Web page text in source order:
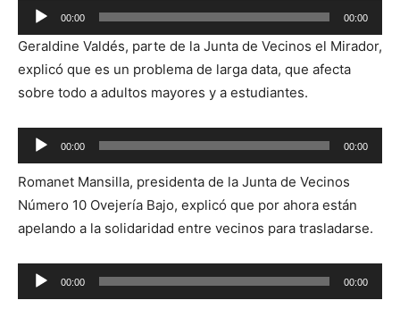
Reproductor
de
audio
00:00 00:00
Geraldine Valdés, parte de la Junta de Vecinos el Mirador,
explicó que es un problema de larga data, que afecta
sobre todo a adultos mayores y a estudiantes.
Reproductor
de
audio
00:00 00:00
Romanet Mansilla, presidenta de la Junta de Vecinos
Número 10 Ovejería Bajo, explicó que por ahora están
apelando a la solidaridad entre vecinos para trasladarse.
Reproductor
de
00:00 00:00